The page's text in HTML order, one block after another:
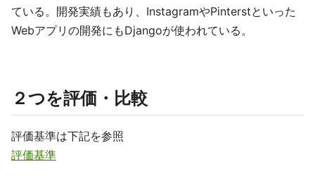
ている。開発実績もあり、InstagramやPinterstといった
Webアプリの開発にもDjangoが使われている。
２つを評価・比較
評価基準は下記を参照
評価基準